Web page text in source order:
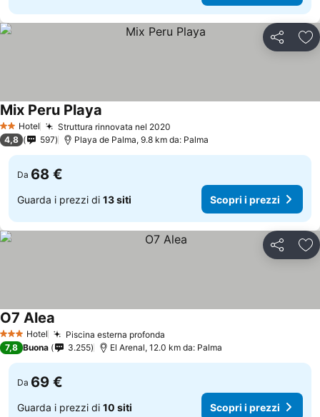
Condividi
2 StelleHotel Struttura rinnovata nel 2020
Mix Peru Playa
4,8 597 Playa de Palma, 9.8 km da: Palma
Da 68 €
Guarda i prezzi di 13 siti Scopri i prezzi
Condividi
3 StelleHotel Piscina esterna profonda
O7 Alea
7,8 Buona 3.255 El Arenal, 12.0 km da: Palma
Da 69 €
Guarda i prezzi di 10 siti Scopri i prezzi